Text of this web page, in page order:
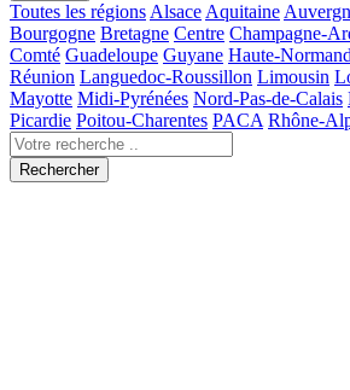
Toutes les régions Alsace Aquitaine
Bourgogne Bretagne Centre Champagne-
Comté Guadeloupe Guyane Haute-
Réunion Languedoc-Roussillon Limousin
Mayotte Midi-Pyrénées Nord-Pas-de-Calais
Picardie Poitou-Charentes PACA Rhône-
Rechercher